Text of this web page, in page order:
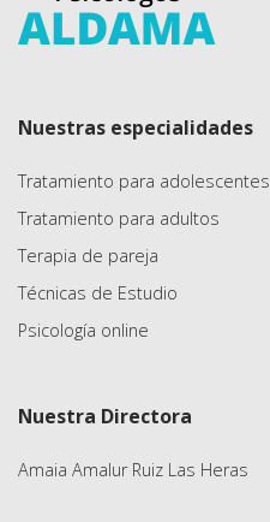
Nuestras especialidades
Tratamiento para adolescentes
Tratamiento para adultos
Terapia de pareja
Técnicas de Estudio
Psicología online
Nuestra Directora
Amaia Amalur Ruiz Las Heras